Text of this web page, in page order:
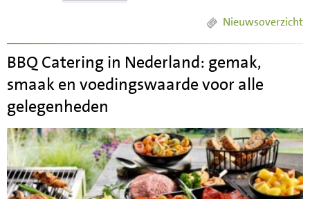
Nieuwsoverzicht
BBQ Catering in Nederland: gemak,
smaak en voedingswaarde voor alle
gelegenheden